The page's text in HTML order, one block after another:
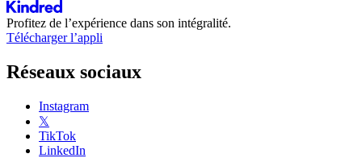
Profitez de l’expérience dans son intégralité.
Télécharger l’appli
Réseaux sociaux
Instagram
𝕏
TikTok
LinkedIn